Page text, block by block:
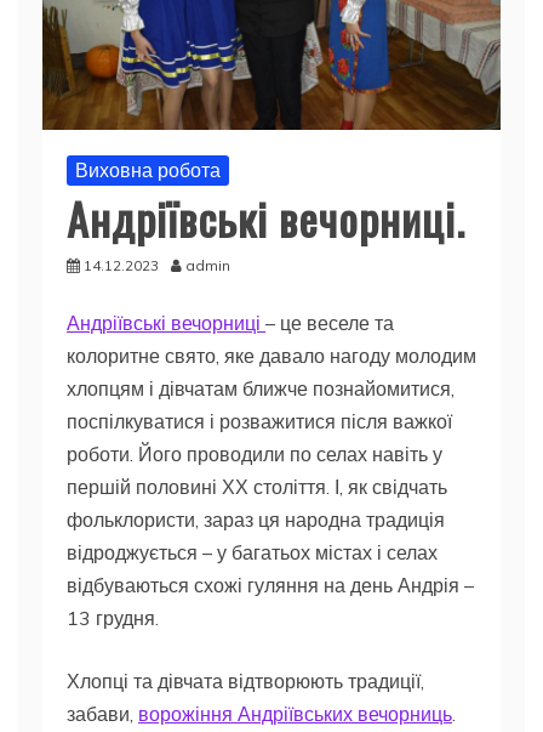
Виховна робота
Андріївські вечорниці.
14.12.2023 admin
Андріївські вечорниці – це веселе та
колоритне свято, яке давало нагоду молодим
хлопцям і дівчатам ближче познайомитися,
поспілкуватися і розважитися після важкої
роботи. Його проводили по селах навіть у
першій половині ХХ століття. І, як свідчать
фольклористи, зараз ця народна традиція
відроджується – у багатьох містах і селах
відбуваються схожі гуляння на день Андрія –
13 грудня.
Хлопці та дівчата відтворюють традиції,
забави, ворожіння Андріївських вечорниць